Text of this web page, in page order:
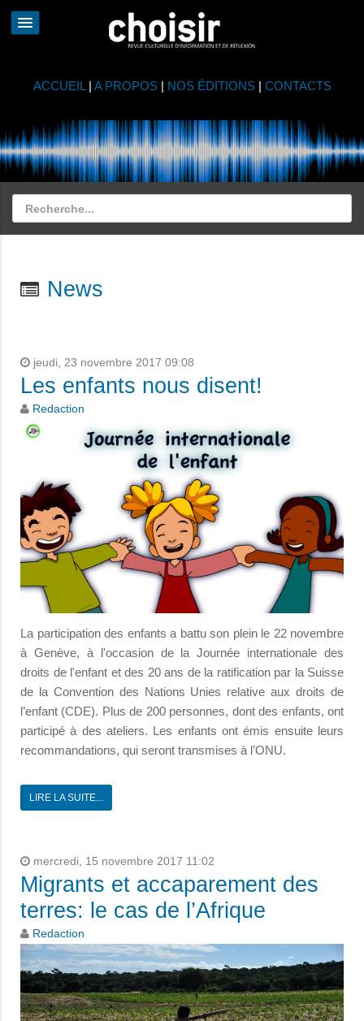
ACCUEIL | A PROPOS| NOS ÉDITIONS| CONTACTS
News
jeudi, 23 novembre 2017 09:08
Les enfants nous disent!
Redaction
La participation des enfants a battu son plein le 22 novembre
à Genève, à l'occasion de la Journée internationale des
droits de l'enfant et des 20 ans de la ratification par la Suisse
de la Convention des Nations Unies relative aux droits de
l’enfant (CDE). Plus de 200 personnes, dont des enfants, ont
participé à des ateliers. Les enfants ont émis ensuite leurs
recommandations, qui seront transmises à l’ONU.
LIRE LA SUITE...
mercredi, 15 novembre 2017 11:02
Migrants et accaparement des
terres: le cas de l’Afrique
Redaction